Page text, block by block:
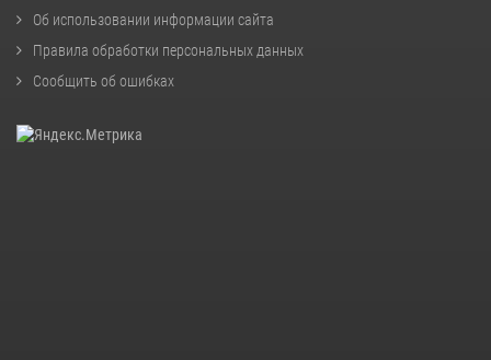
Об использовании информации сайта
Правила обработки персональных данных
Сообщить об ошибках